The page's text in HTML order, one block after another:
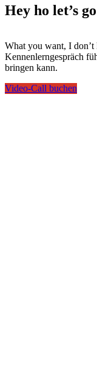
Hey ho let’s
What you want, I don’t
Kennenlerngespräch
bringen kann.
Video-Call buchen